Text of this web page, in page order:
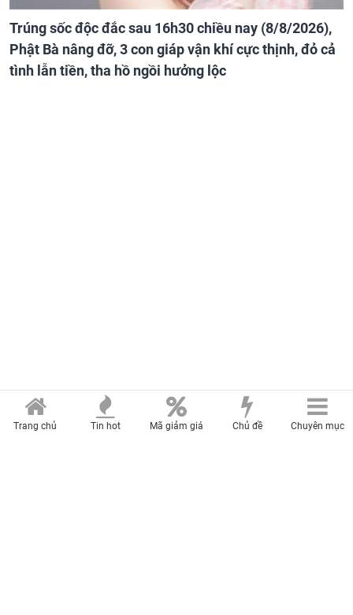
Trúng sốc độc đắc sau 16h30 chiều nay (8/8/2026),
Phật Bà nâng đỡ, 3 con giáp vận khí cực thịnh, đỏ cả
tình lẫn tiền, tha hồ ngồi hưởng lộc
Trang chủ Tin hot Mã giảm giá Chủ đề Chuyên mục